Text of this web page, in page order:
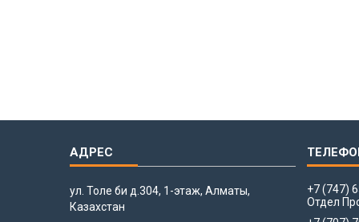
ул. Толе би д.304, 1-этаж, Алматы,
Казахстан
+7 (747)
Отдел